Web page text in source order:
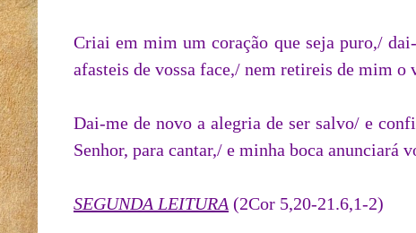
Criai em mim um coração que seja puro,/
afasteis de vossa face,/ nem retireis de mim o
Dai-me de novo a alegria de ser salvo/ e
Senhor, para cantar,/ e minha boca anunciará
SEGUNDA LEITURA(2Cor 5,20-21.6,1-2)